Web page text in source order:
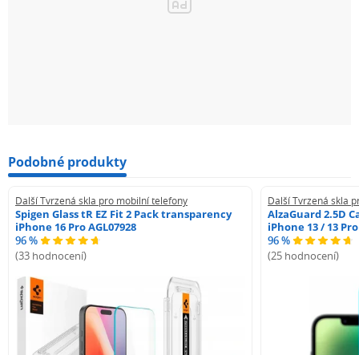
Podobné produkty
Další Tvrzená skla pro mobilní telefony
Spigen Glass tR EZ Fit 2 Pack transparency
iPhone 16 Pro AGL07928
96 %
(33 hodnocení)
Další Tvrzená skla
AlzaGuard 2.5D
iPhone 13 / 13 Pro
96 %
(25 hodnocení)